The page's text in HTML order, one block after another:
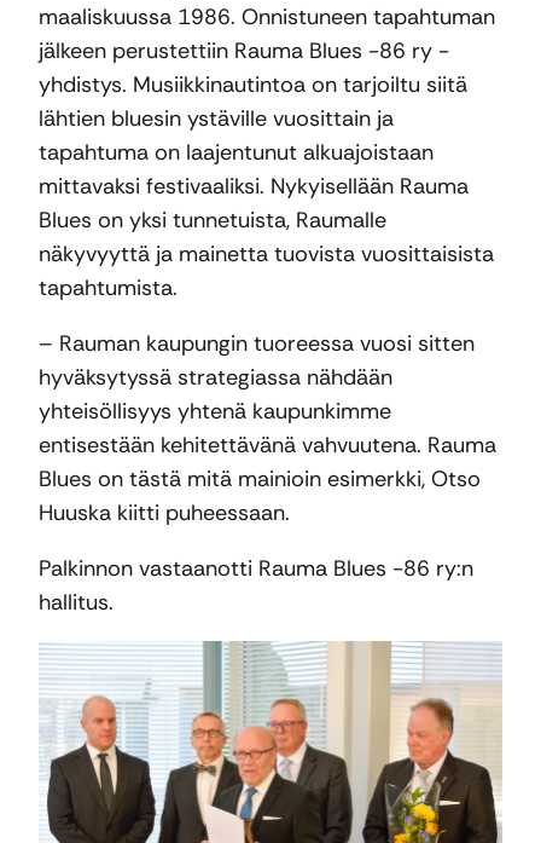
maaliskuussa 1986. Onnistuneen tapahtuman
jälkeen perustettiin Rauma Blues -86 ry -
yhdistys. Musiikkinautintoa on tarjoiltu siitä
lähtien bluesin ystäville vuosittain ja
tapahtuma on laajentunut alkuajoistaan
mittavaksi festivaaliksi. Nykyisellään Rauma
Blues on yksi tunnetuista, Raumalle
näkyvyyttä ja mainetta tuovista vuosittaisista
tapahtumista.
– Rauman kaupungin tuoreessa vuosi sitten
hyväksytyssä strategiassa nähdään
yhteisöllisyys yhtenä kaupunkimme
entisestään kehitettävänä vahvuutena. Rauma
Blues on tästä mitä mainioin esimerkki, Otso
Huuska kiitti puheessaan.
Palkinnon vastaanotti Rauma Blues -86 ry:n
hallitus.